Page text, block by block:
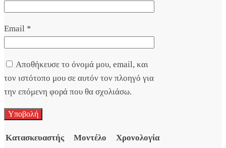
Email *
Αποθήκευσε το όνομά μου, email, και
τον ιστότοπο μου σε αυτόν τον πλοηγό για
την επόμενη φορά που θα σχολιάσω.
Κατασκευαστής Μοντέλο Χρονολογία